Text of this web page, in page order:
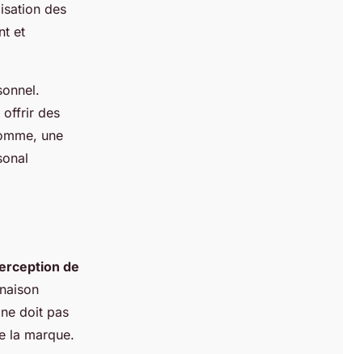
des
et
offrir des
une
de
doit pas
la marque.